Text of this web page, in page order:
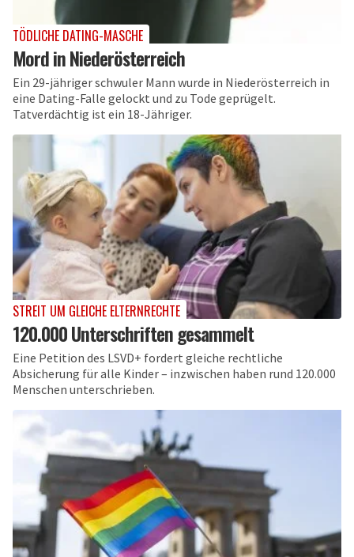
TÖDLICHE DATING-MASCHE
Mord in Niederösterreich
Ein 29-jähriger schwuler Mann wurde in Niederösterreich in
eine Dating-Falle gelockt und zu Tode geprügelt.
Tatverdächtig ist ein 18-Jähriger.
STREIT UM GLEICHE ELTERNRECHTE
120.000 Unterschriften gesammelt
Eine Petition des LSVD+ fordert gleiche rechtliche
Absicherung für alle Kinder – inzwischen haben rund 120.000
Menschen unterschrieben.